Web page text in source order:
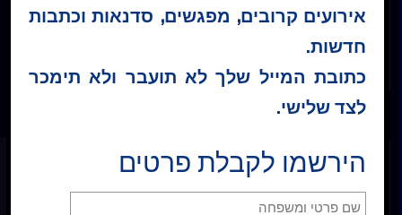
אירועים קרובים, מפגשים, סדנאות וכתבות
חדשות.
כתובת המייל שלך לא תועבר ולא תימכר
לצד שלישי.
הירשמו לקבלת פרטים